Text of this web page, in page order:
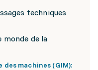
techniques
de la
machines (GIM):